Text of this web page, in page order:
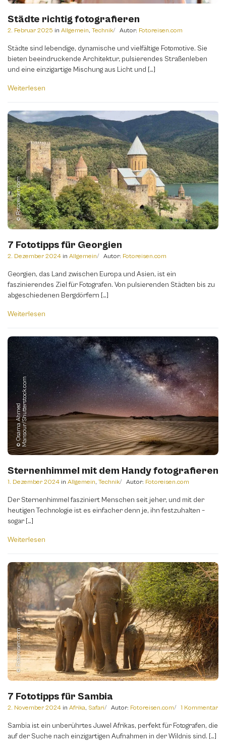
Städte richtig fotografieren
2. Februar 2025 in Allgemein, Technik Autor: Fotoreisen.com
Städte sind lebendige, dynamische und vielfältige Fotomotive. Sie
bieten beeindruckende Architektur, pulsierendes Straßenleben
und eine einzigartige Mischung aus Licht und […]
Weiterlesen
© Fotoreisen.com
7 Fototipps für Georgien
2. Dezember 2024 in Allgemein Autor: Fotoreisen.com
Georgien, das Land zwischen Europa und Asien, ist ein
faszinierendes Ziel für Fotografen. Von pulsierenden Städten bis zu
abgeschiedenen Bergdörfern […]
Weiterlesen
©
O
s
a
m
a
A
h
m
e
d
M
a
n
s
o
u
r
/
S
h
u
t
t
e
r
s
t
o
c
k.
c
om
Sternenhimmel mit dem Handy fotografieren
1. Dezember 2024 in Allgemein, Technik Autor: Fotoreisen.com
Der Sternenhimmel fasziniert Menschen seit jeher, und mit der
heutigen Technologie ist es einfacher denn je, ihn festzuhalten –
sogar […]
Weiterlesen
© Fotoreisen.com
7 Fototipps für Sambia
2. November 2024 in Afrika, Safari Autor: Fotoreisen.com 1 Kommentar
Sambia ist ein unberührtes Juwel Afrikas, perfekt für Fotografen, die
auf der Suche nach einzigartigen Aufnahmen in der Wildnis sind. […]